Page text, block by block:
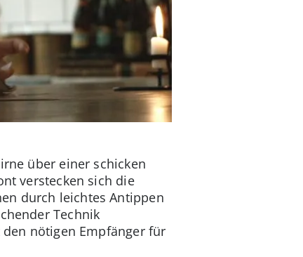
über einer schicken
verstecken sich die
durch leichtes Antippen
Technik
nötigen Empfänger für